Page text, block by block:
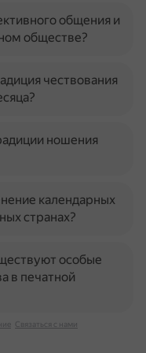
общения и
обществе?
чествования
ношения
календарных
странах?
особые
в печатной
Связаться с нами